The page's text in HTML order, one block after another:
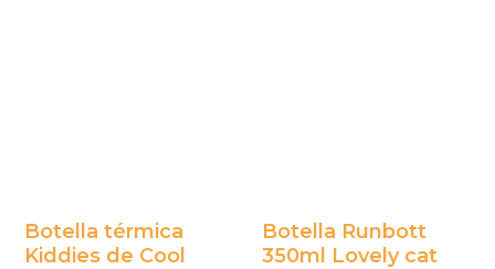
Botella térmica
Kiddies de Cool
Botella Runbott
350ml Lovely cat